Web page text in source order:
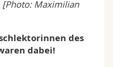
[Photo: Maximilian
des
dabei!